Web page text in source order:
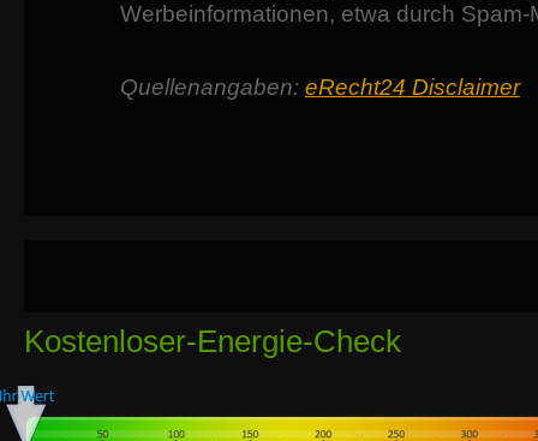
Werbeinformationen, etwa durch Spam-
Quellenangaben: eRecht24 Disclaimer
Kostenloser-Energie-Check